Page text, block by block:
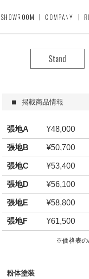
SHOWROOM COMPANY
Stand
掲載商品情報
張地A ¥48,000
張地B ¥50,700
張地C ¥53,400
張地D ¥56,100
張地E ¥58,800
張地F ¥61,500
※価格表の
粉体塗装